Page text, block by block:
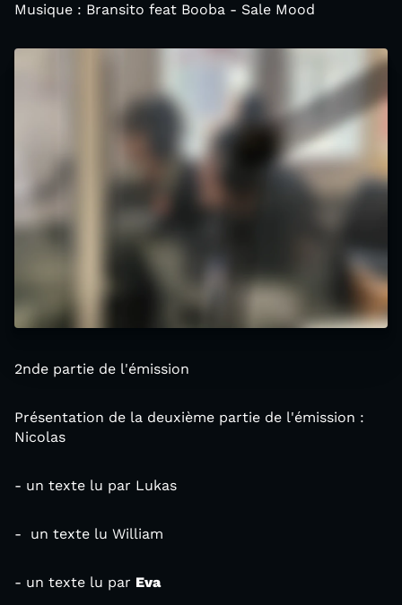
Musique : Bransito feat Booba - Sale Mood
2nde partie de l'émission
Présentation de la deuxième partie de l'émission :
Nicolas
- un texte lu par Lukas
- un texte lu William
- un texte lu par Eva